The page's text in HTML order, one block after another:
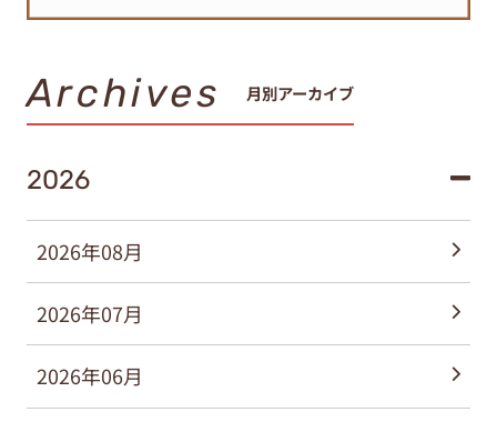
Archives 月別アーカイブ
2026
2026年08月
2026年07月
2026年06月